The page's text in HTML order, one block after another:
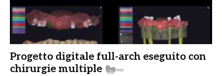
Progetto digitale full-arch eseguito con
chirurgie multiple